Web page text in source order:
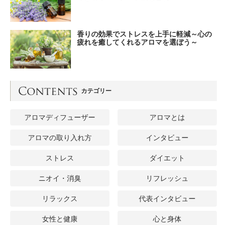
香りの効果でストレスを上手に軽減～心の
疲れを癒してくれるアロマを選ぼう～
カテゴリー
アロマディフューザー アロマとは
アロマの取り入れ方 インタビュー
ストレス ダイエット
ニオイ・消臭 リフレッシュ
リラックス 代表インタビュー
女性と健康 心と身体